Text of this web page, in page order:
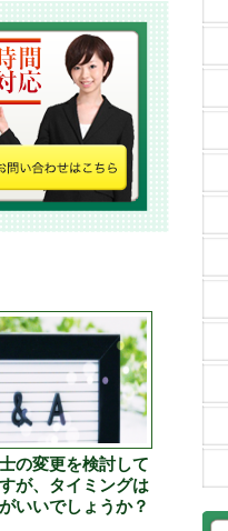
の変更を検討して
が、タイミングは
いいでしょうか？